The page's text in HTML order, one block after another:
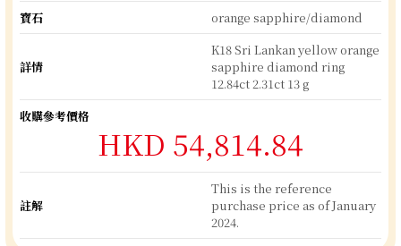
寶石 orange sapphire/diamond
詳情
K18 Sri Lankan yellow orange
sapphire diamond ring
12.84ct 2.31ct 13 g
收購參考價格
HKD 54,814.84
註解
This is the reference
purchase price as of January
2024.